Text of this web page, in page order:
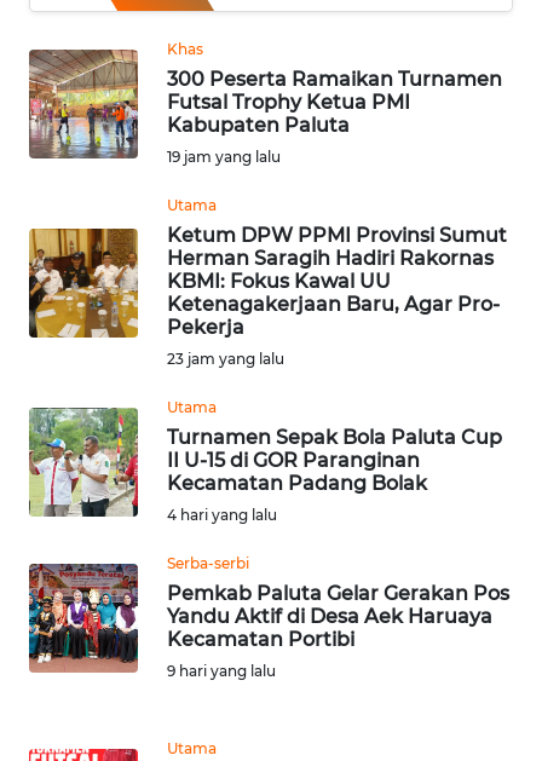
Khas
300 Peserta Ramaikan Turnamen
Futsal Trophy Ketua PMI
Kabupaten Paluta
19 jam yang lalu
Utama
Ketum DPW PPMI Provinsi Sumut
Herman Saragih Hadiri Rakornas
KBMI: Fokus Kawal UU
Ketenagakerjaan Baru, Agar Pro-
Pekerja
23 jam yang lalu
Utama
Turnamen Sepak Bola Paluta Cup
II U-15 di GOR Paranginan
Kecamatan Padang Bolak
4 hari yang lalu
Serba-serbi
Pemkab Paluta Gelar Gerakan Pos
Yandu Aktif di Desa Aek Haruaya
Kecamatan Portibi
9 hari yang lalu
Utama
Informasi
INDEKS
BERITA
KONTAK
INFO
IKLAN
TENTANG
PEDOMAN
MEDIA
SIBER
KARIR
DISCLAIMER
News